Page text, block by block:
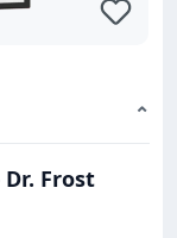
⌄
Frost